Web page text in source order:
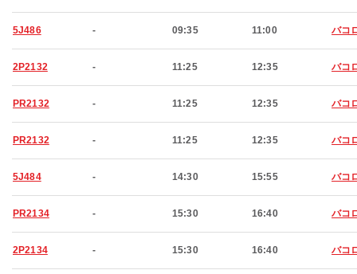
5J486 - 09:35 11:00 バコ
2P2132 - 11:25 12:35 バコ
PR2132 - 11:25 12:35 バコ
PR2132 - 11:25 12:35 バコ
5J484 - 14:30 15:55 バコ
PR2134 - 15:30 16:40 バコ
2P2134 - 15:30 16:40 バコ